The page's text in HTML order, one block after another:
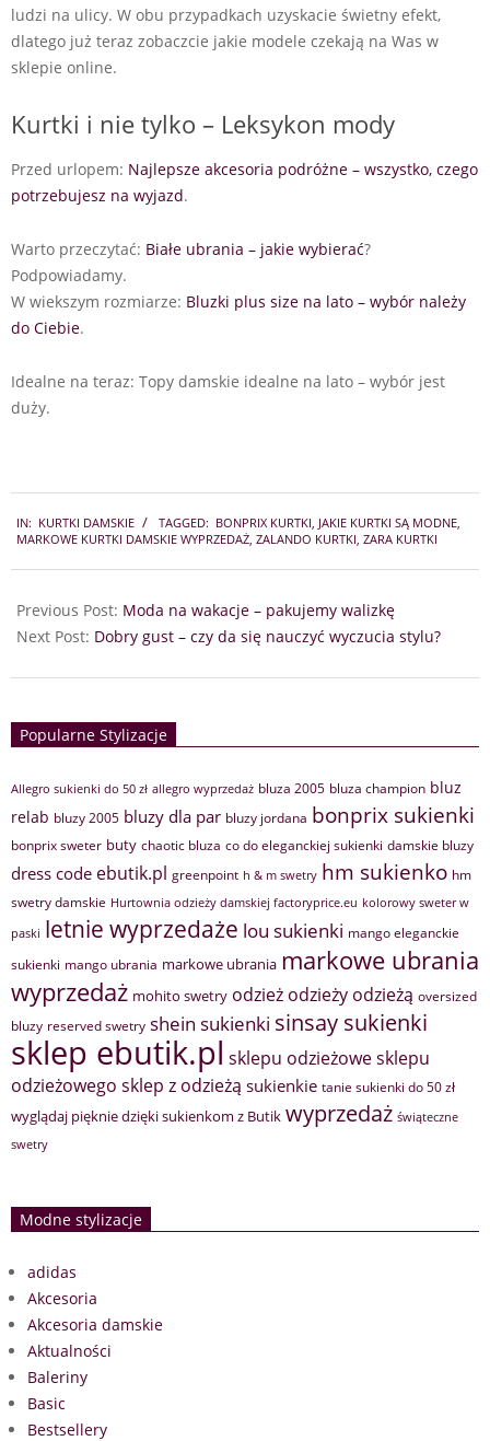
ludzi na ulicy. W obu przypadkach uzyskacie świetny efekt,
dlatego już teraz zobaczcie jakie modele czekają na Was w
sklepie online.
Kurtki i nie tylko – Leksykon mody
Przed urlopem: Najlepsze akcesoria podróżne – wszystko, czego
potrzebujesz na wyjazd.
Warto przeczytać: Białe ubrania – jakie wybierać?
Podpowiadamy.
W wiekszym rozmiarze: Bluzki plus size na lato – wybór należy
do Ciebie.
Idealne na teraz: Topy damskie idealne na lato – wybór jest
duży.
07-
IN: KURTKI DAMSKIE TAGGED: BONPRIX KURTKI, JAKIE KURTKI SĄ MODNE,
MARKOWE KURTKI DAMSKIE WYPRZEDAŻ, ZALANDO KURTKI, ZARA KURTKI
Previous Post: Moda na wakacje – pakujemy walizkę
Next Post: Dobry gust – czy da się nauczyć wyczucia stylu?
Popularne Stylizacje
Allegro sukienki do 50 zł allegro wyprzedaż bluza 2005 bluza champion bluz
relab bluzy 2005 bluzy dla par bluzy jordana bonprix sukienki
bonprix sweter buty chaotic bluza co do eleganckiej sukienki damskie bluzy
dress code ebutik.pl greenpoint h & m swetry hm sukienko hm
swetry damskie Hurtownia odzieży damskiej factoryprice.eu kolorowy sweter w
paski letnie wyprzedaże lou sukienki mango eleganckie
sukienki mango ubrania markowe ubrania markowe ubrania
wyprzedaż mohito swetry odzież odzieży odzieżą oversized
bluzy reserved swetry shein sukienki sinsay sukienki
sklep ebutik.pl sklepu odzieżowesklepu
odzieżowego sklep z odzieżą sukienkie tanie sukienki do 50 zł
wyglądaj pięknie dzięki sukienkom z Butik wyprzedaż świąteczne
swetry
Modne stylizacje
adidas
Akcesoria
Akcesoria damskie
Aktualności
Baleriny
Basic
Bestsellery